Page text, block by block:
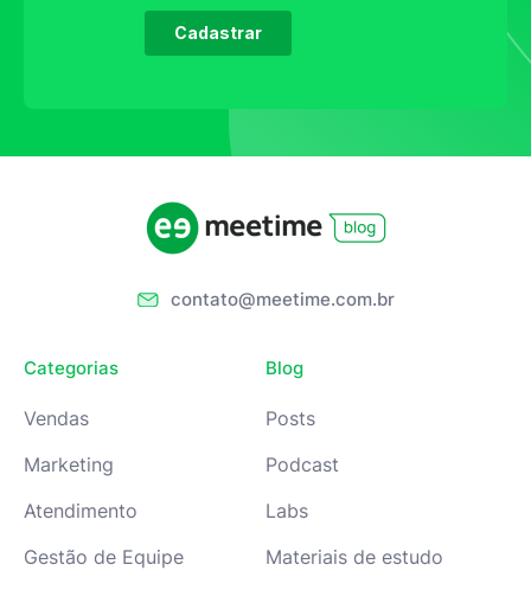
contato@meetime.com.br
Categorias
Vendas
Marketing
Atendimento
Gestão de Equipe
Blog
Posts
Podcast
Labs
Materiais de estudo